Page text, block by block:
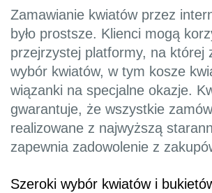
Zamawianie kwiatów przez
było prostsze. Klienci mogą
przejrzystej platformy, na której
wybór kwiatów, w tym kosze
wiązanki na specjalne okazje.
gwarantuje, że wszystkie
realizowane z najwyższą
zapewnia zadowolenie z
Szeroki wybór kwiatów i